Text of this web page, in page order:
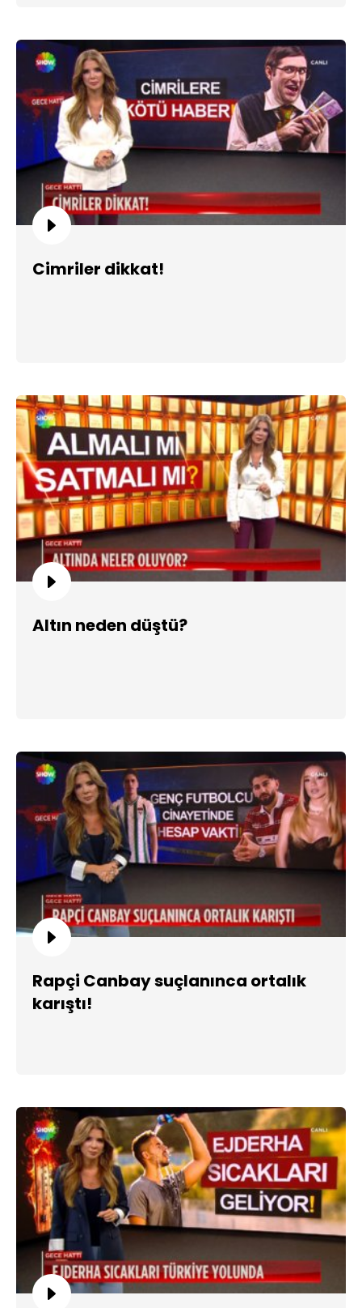
Cimriler dikkat!
Altın neden düştü?
Rapçi Canbay suçlanınca ortalık
karıştı!